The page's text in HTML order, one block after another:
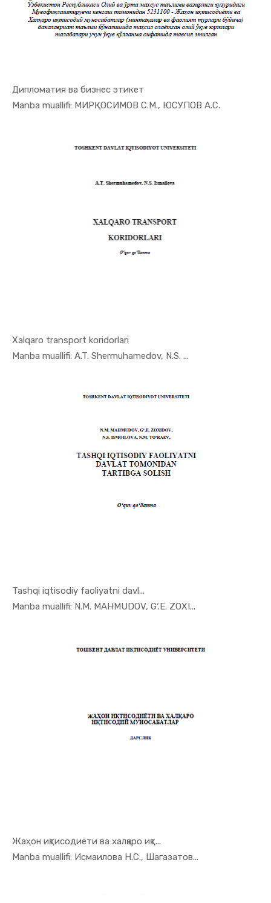
Дипломатия ва бизнес этикет
Manba muallifi: МИРҚОСИМОВ С.М., ЮСУПОВ А.С.
In Jahon i...
Xalqaro transport koridorlari
Manba muallifi: A.T. Shermuhamedov, N.S. ...
In Jahon i...
Tashqi iqtisodiy faoliyatni davl...
Manba muallifi: N.M. MAHMUDOV, G‘.E. ZOXI...
In Jahon i...
Жаҳон иқтисодиёти ва халқаро иқт...
Manba muallifi: Исмаилова Н.С., Шагазатов...
In Jahon i...